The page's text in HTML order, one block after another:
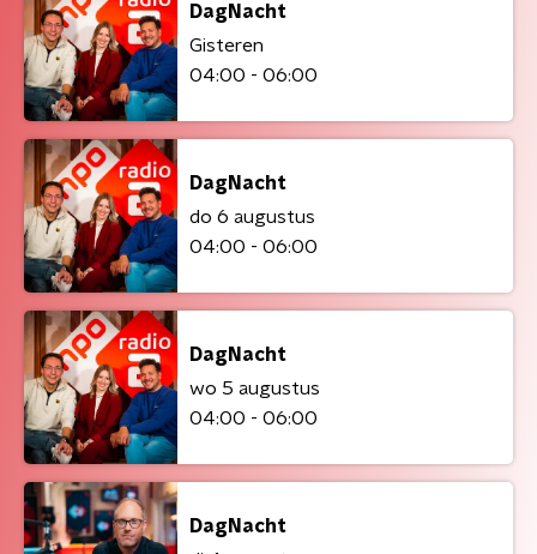
DagNacht
Gisteren
04:00 - 06:00
DagNacht
do 6 augustus
04:00 - 06:00
DagNacht
wo 5 augustus
04:00 - 06:00
DagNacht